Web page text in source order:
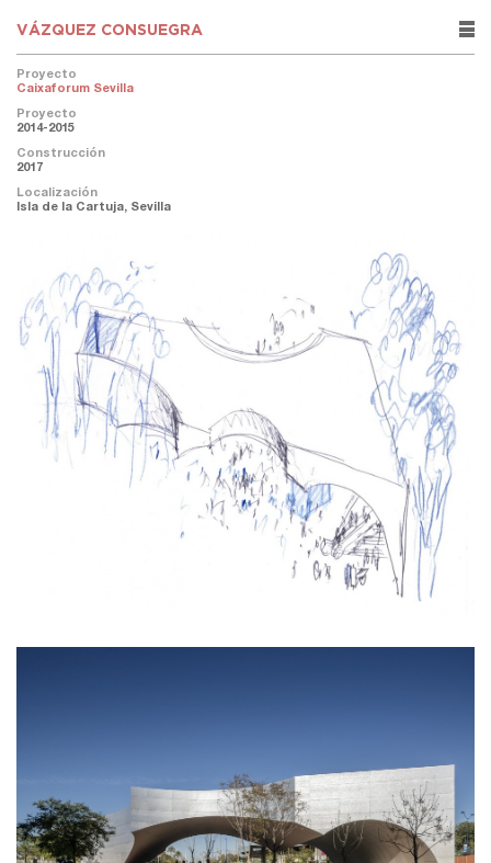
VÁZQUEZ CONSUEGRA rows
Proyecto
Caixaforum Sevilla
Proyecto
2014-2015
Construcción
2017
Localización
Isla de la Cartuja, Sevilla